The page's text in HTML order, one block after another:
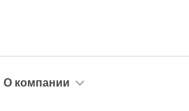
О компании